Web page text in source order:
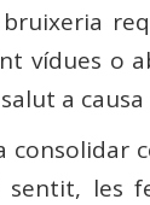
vídues
a causa
les